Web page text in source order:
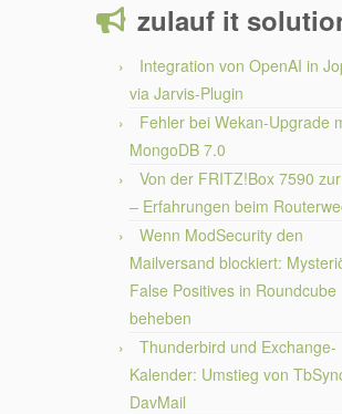
zulauf it
Integration von OpenAI in
via Jarvis-Plugin
Fehler bei Wekan-Upgrade
MongoDB 7.0
Von der FRITZ!Box 7590
– Erfahrungen beim
Wenn ModSecurity den
Mailversand blockiert:
False Positives in Roundcube
beheben
Thunderbird und Exchange-
Kalender: Umstieg von
DavMail